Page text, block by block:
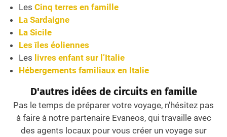
Les Cinq terres en famille
La Sardaigne
La Sicile
Les îles éoliennes
Les livres enfant sur l’Italie
Hébergements familiaux en Italie
D'autres idées de circuits en famille
Pas le temps de préparer votre voyage, n'hésitez pas
à faire à notre partenaire Evaneos, qui travaille avec
des agents locaux pour vous créer un voyage sur